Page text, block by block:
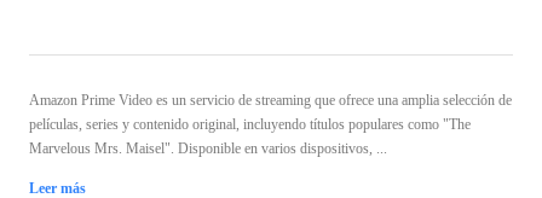
Amazon Prime Video es un servicio de streaming que ofrece una amplia selección de
películas, series y contenido original, incluyendo títulos populares como "The
Marvelous Mrs. Maisel". Disponible en varios dispositivos, ...
Leer más